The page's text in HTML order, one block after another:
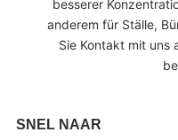
besserer
anderem für Ställe,
Sie Kontakt mit uns
SNEL NAAR